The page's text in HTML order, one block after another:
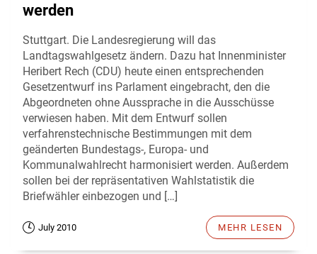
werden
Stuttgart. Die Landesregierung will das
Landtagswahlgesetz ändern. Dazu hat Innenminister
Heribert Rech (CDU) heute einen entsprechenden
Gesetzentwurf ins Parlament eingebracht, den die
Abgeordneten ohne Aussprache in die Ausschüsse
verwiesen haben. Mit dem Entwurf sollen
verfahrenstechnische Bestimmungen mit dem
geänderten Bundestags-, Europa- und
Kommunalwahlrecht harmonisiert werden. Außerdem
sollen bei der repräsentativen Wahlstatistik die
Briefwähler einbezogen und […]
July 2010 MEHR LESEN